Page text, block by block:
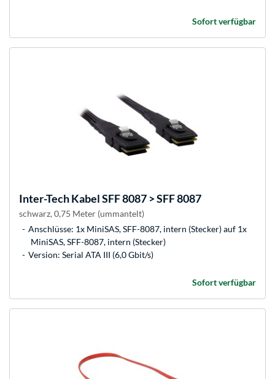
Sofort verfügbar
Inter-TechKabel SFF 8087 > SFF 8087
schwarz, 0,75 Meter (ummantelt)
Anschlüsse: 1x MiniSAS, SFF-8087, intern (Stecker) auf 1x
MiniSAS, SFF-8087, intern (Stecker)
Version: Serial ATA III (6,0 Gbit/s)
Sofort verfügbar